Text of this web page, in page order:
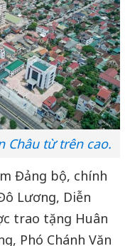
Châu từ trên cao.
Đảng bộ, chính
Lương, Diễn
trao tặng Huân
Phó Chánh Văn